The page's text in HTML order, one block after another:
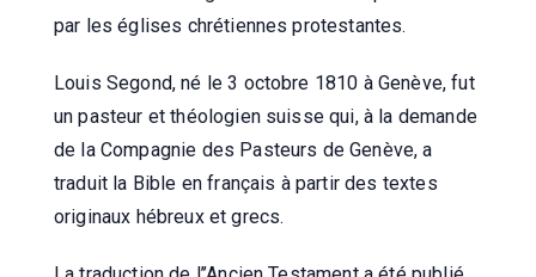
par les églises chrétiennes protestantes.
Louis Segond, né le 3 octobre 1810 à Genève, fut
un pasteur et théologien suisse qui, à la demande
de la Compagnie des Pasteurs de Genève, a
traduit la Bible en français à partir des textes
originaux hébreux et grecs.